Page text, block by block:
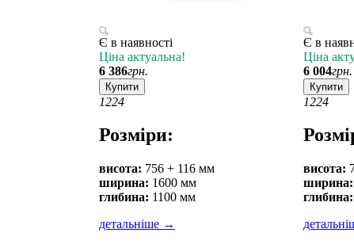
Є в наявності
Ціна актуальна!
6 386грн.
Купити
1224
Розміри:
висота: 756 + 116 мм
ширина: 1600 мм
глибина: 1100 мм
детальніше →
Є в
Ціна
6 004грн.
Купити
1224
висота:
ширина:
глибина: